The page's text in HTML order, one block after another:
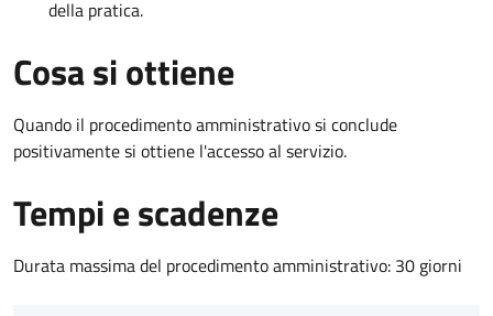
della pratica.
Cosa si ottiene
Quando il procedimento amministrativo si conclude
positivamente si ottiene l'accesso al servizio.
Tempi e scadenze
Durata massima del procedimento amministrativo: 30 giorni